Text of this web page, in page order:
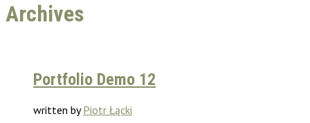
Archives
Portfolio Demo 12
written byPiotr Łącki